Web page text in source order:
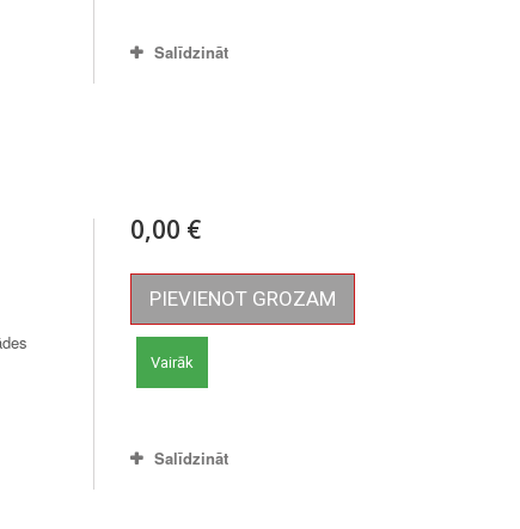
Salīdzināt
0,00 €
PIEVIENOT GROZAM
Vairāk
Salīdzināt